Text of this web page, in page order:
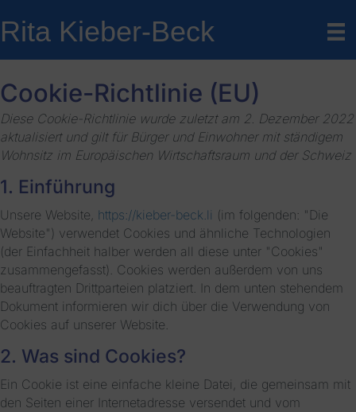
Rita Kieber-Beck
Cookie-Richtlinie (EU)
Diese Cookie-Richtlinie wurde zuletzt am 2. Dezember 2022
aktualisiert und gilt für Bürger und Einwohner mit ständigem
Wohnsitz im Europäischen Wirtschaftsraum und der Schweiz
1. Einführung
Unsere Website, https://kieber-beck.li (im folgenden: "Die
Website") verwendet Cookies und ähnliche Technologien
(der Einfachheit halber werden all diese unter "Cookies"
zusammengefasst). Cookies werden außerdem von uns
beauftragten Drittparteien platziert. In dem unten stehendem
Dokument informieren wir dich über die Verwendung von
Cookies auf unserer Website.
2. Was sind Cookies?
Ein Cookie ist eine einfache kleine Datei, die gemeinsam mit
den Seiten einer Internetadresse versendet und vom